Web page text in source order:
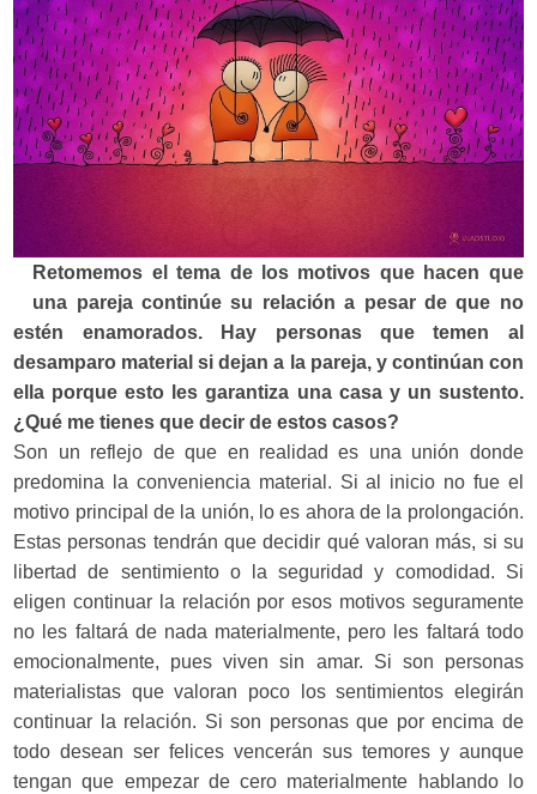
Retomemos el tema de los motivos que hacen que
una pareja continúe su relación a pesar de que no
estén enamorados. Hay personas que temen al
desamparo material si dejan a la pareja, y continúan con
ella porque esto les garantiza una casa y un sustento.
¿Qué me tienes que decir de estos casos?
Son un reflejo de que en realidad es una unión donde
predomina la conveniencia material. Si al inicio no fue el
motivo principal de la unión, lo es ahora de la prolongación.
Estas personas tendrán que decidir qué valoran más, si su
libertad de sentimiento o la seguridad y comodidad. Si
eligen continuar la relación por esos motivos seguramente
no les faltará de nada materialmente, pero les faltará todo
emocionalmente, pues viven sin amar. Si son personas
materialistas que valoran poco los sentimientos elegirán
continuar la relación. Si son personas que por encima de
todo desean ser felices vencerán sus temores y aunque
tengan que empezar de cero materialmente hablando lo